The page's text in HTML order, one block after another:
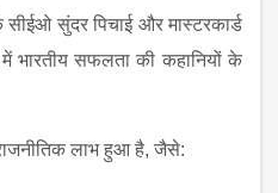
सुंदर पिचाई और मास्टरकार्ड
भारतीय सफलता की कहानियों के
लाभ हुआ है, जैसे: